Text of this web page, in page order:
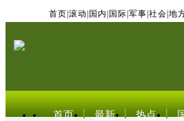
首页 滚动 国内 国际 军事 社会 地
首页 最新 热点